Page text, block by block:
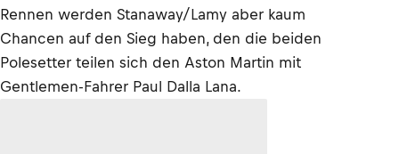
Rennen werden Stanaway/Lamy aber kaum
Chancen auf den Sieg haben, den die beiden
Polesetter teilen sich den Aston Martin mit
Gentlemen-Fahrer Paul Dalla Lana.